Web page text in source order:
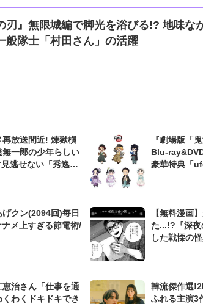
刃』無限城編で脚光を浴びる!? 地味な
般隊士「村田さん」の活躍
再放送間近! 煉獄槇
一郎の少年らしい
逃せない「秀逸な
『劇場版「
Blu-
豪華特典「
げクン(2094回)毎日
メ上すぎる節電術/
【無料漫画
た...!?『深
した戦慄の怪
治さん「仕事を通
わくドキドキでき
韓流傑作選
ふれる主演3